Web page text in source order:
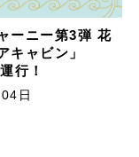
ーニー第3弾 花
キャビン」
行！
日